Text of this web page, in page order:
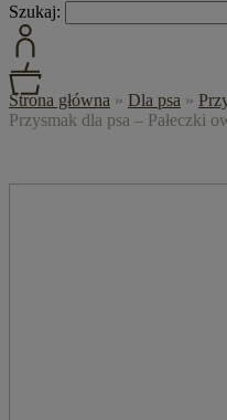
Szukaj:
Strona główna » Dla psa »
Przysmak dla psa – Pałeczki